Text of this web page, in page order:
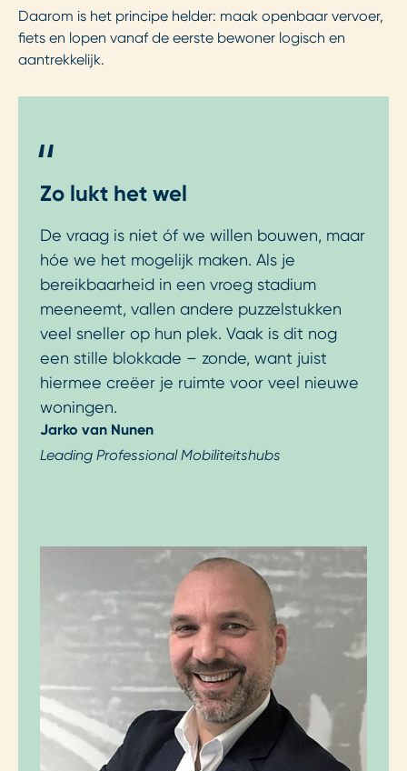
Daarom is het principe helder: maak openbaar vervoer,
fiets en lopen vanaf de eerste bewoner logisch en
aantrekkelijk.
"
Zo lukt het wel
De vraag is niet óf we willen bouwen, maar
hóe we het mogelijk maken. Als je
bereikbaarheid in een vroeg stadium
meeneemt, vallen andere puzzelstukken
veel sneller op hun plek. Vaak is dit nog
een stille blokkade – zonde, want juist
hiermee creëer je ruimte voor veel nieuwe
woningen.
Jarko van Nunen
Leading Professional Mobiliteitshubs